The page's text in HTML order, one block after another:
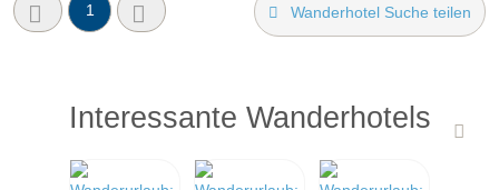
1 Wanderhotel Suche teilen
Interessante Wanderhotels